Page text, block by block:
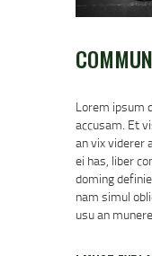
Lorem ipsum
accusam. Et
an vix viderer
ei has, liber
doming
nam simul
usu an